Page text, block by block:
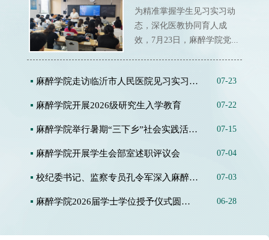
为精准掌握学生见习实习动
态，深化医教协同育人成
效，7月23日，麻醉学院党...
麻醉学院走访临沂市人民医院见习实习学生 07-23
麻醉学院开展2026级研究生入学教育 07-22
麻醉学院举行暑期“三下乡”社会实践活动... 07-15
麻醉学院开展学生会部室述职评议会 07-04
校纪委书记、监察专员孔令军深入麻醉学院... 07-03
麻醉学院2026届学士学位授予仪式圆满举行 06-28